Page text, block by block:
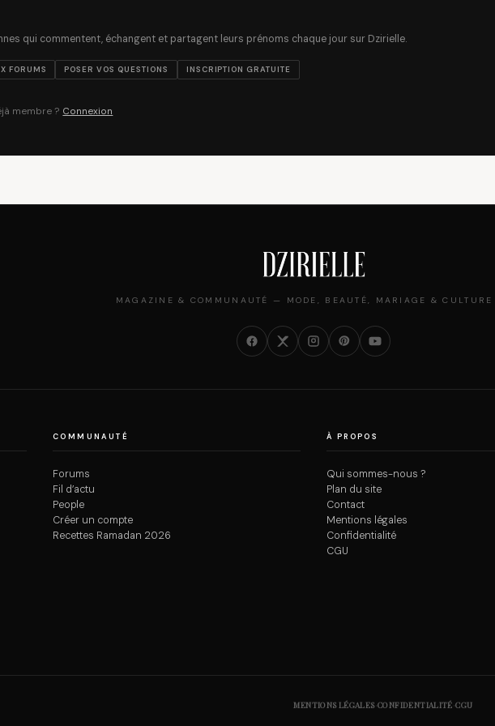
qui commentent, échangent et partagent leurs prénoms chaque jour sur Dzirielle.
FORUMS POSER VOS QUESTIONS INSCRIPTION GRATUITE
membre ? Connexion
MAGAZINE & COMMUNAUTÉ — MODE, BEAUTÉ, MARIAGE &
COMMUNAUTÉ
Forums
Fil d’actu
People
Créer un compte
Recettes Ramadan 2026
À PROPOS
Qui sommes-nous ?
Plan du site
Contact
Mentions légales
Confidentialité
CGU
MENTIONS LÉGALES·CONFIDENTIALITÉ·CGU